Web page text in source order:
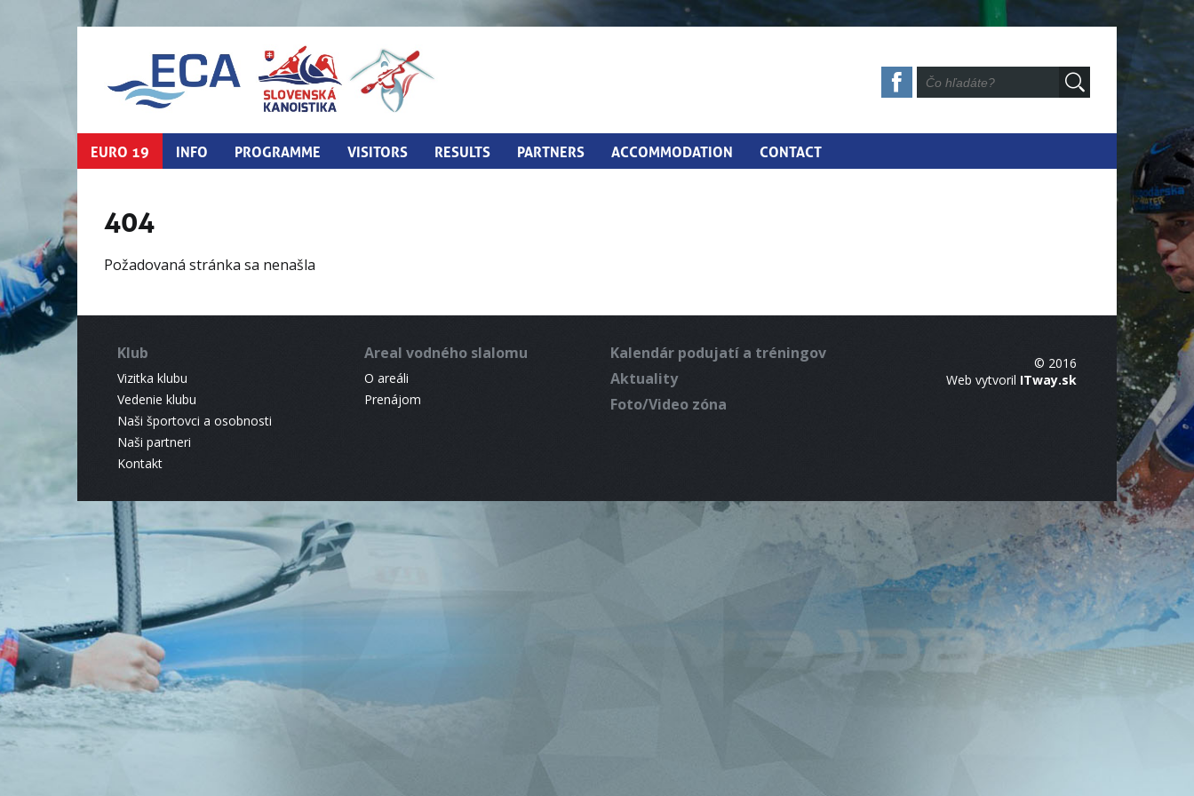
EURO 19 INFO PROGRAMME VISITORS RESULTS PARTNERS ACCOMMODATION CONTACT
404
Požadovaná stránka sa nenašla
Klub
Vizitka klubu
Vedenie klubu
Naši športovci a osobnosti
Naši partneri
Kontakt
Areal vodného slalomu
O areáli
Prenájom
Kalendár podujatí a tréningov
Aktuality
Foto/Video zóna
© 2016
Web vytvoril ITway.sk